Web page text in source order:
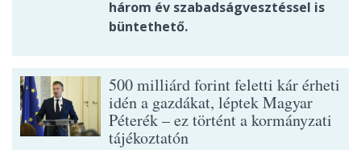
három év szabadságvesztéssel is
büntethető.
500 milliárd forint feletti kár érheti
idén a gazdákat, léptek Magyar
Péterék – ez történt a kormányzati
tájékoztatón